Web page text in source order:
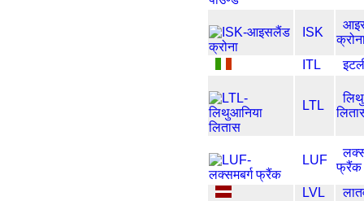
ISK
ITL
LTL
LUF
फ्रैंक
LVL